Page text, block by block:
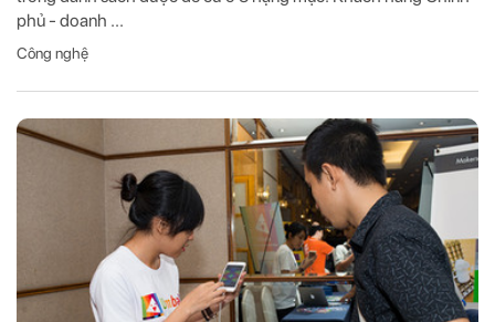
phủ - doanh ...
Công nghệ